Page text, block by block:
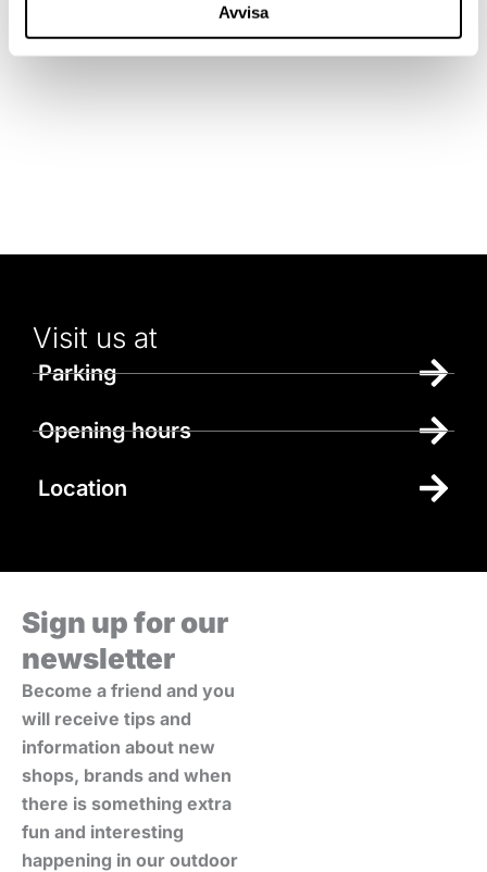
Avvisa
Visit us at
Parking
Opening hours
Location
Sign up for our
newsletter
Become a friend and you
will receive tips and
information about new
shops, brands and when
there is something extra
fun and interesting
happening in our outdoor